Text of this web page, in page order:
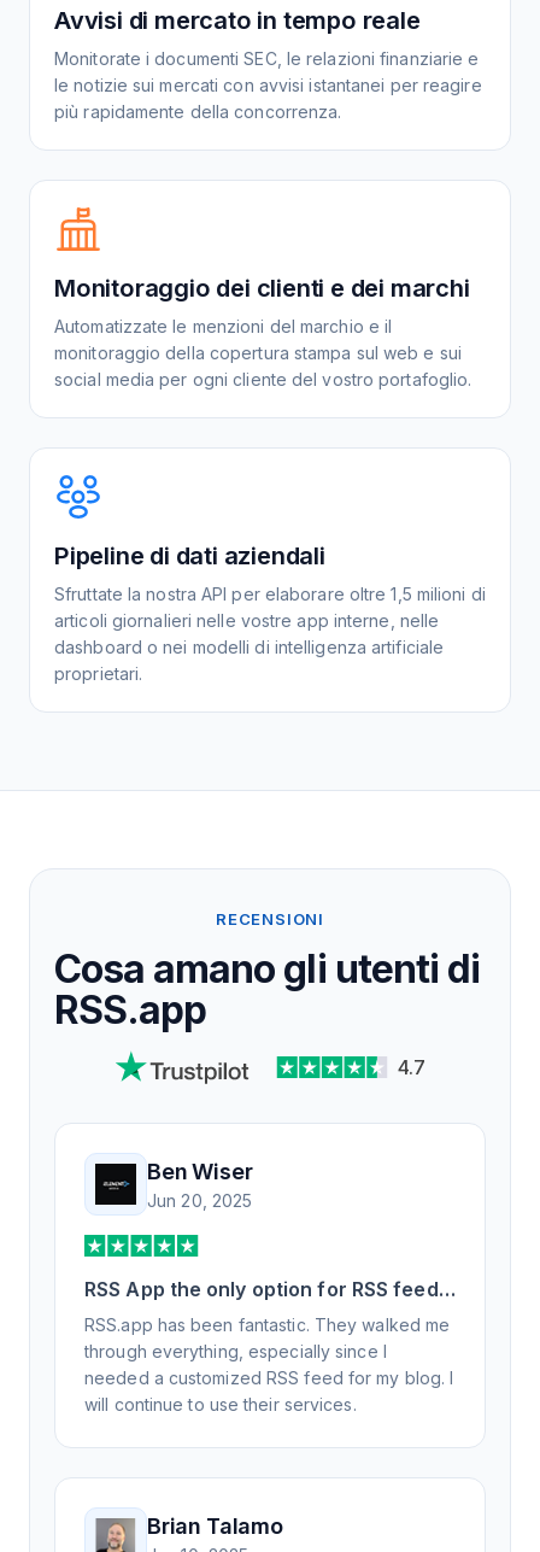
Avvisi di mercato in tempo reale
Monitorate i documenti SEC, le relazioni finanziarie e
le notizie sui mercati con avvisi istantanei per reagire
più rapidamente della concorrenza.
Monitoraggio dei clienti e dei marchi
Automatizzate le menzioni del marchio e il
monitoraggio della copertura stampa sul web e sui
social media per ogni cliente del vostro portafoglio.
Pipeline di dati aziendali
Sfruttate la nostra API per elaborare oltre 1,5 milioni di
articoli giornalieri nelle vostre app interne, nelle
dashboard o nei modelli di intelligenza artificiale
proprietari.
RECENSIONI
Cosa amano gli utenti di
RSS.app
4.7
Ben Wiser
Jun 20, 2025
RSS App the only option for RSS feed
generation
RSS.app has been fantastic. They walked me
through everything, especially since I
needed a customized RSS feed for my blog. I
will continue to use their services.
Brian Talamo